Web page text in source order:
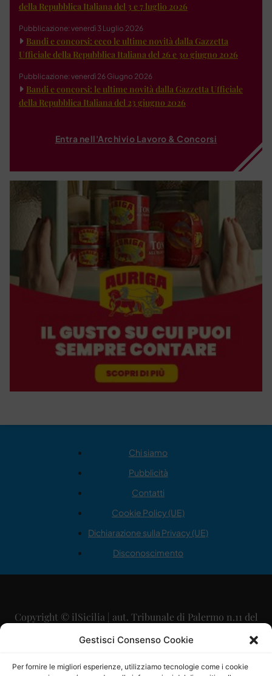
Gestisci Consenso Cookie
Per fornire le migliori esperienze, utilizziamo tecnologie come i cookie
della Repubblica Italiana del 3 e 7 luglio 2026
Pubblicazione: venerdì 3 Luglio 2026
Bandi e concorsi: ecco le ultime novità dalla Gazzetta
Ufficiale della Repubblica Italiana del 26 e 30 giugno 2026
Pubblicazione: venerdì 26 Giugno 2026
Bandi e concorsi: le ultime novità dalla Gazzetta Ufficiale
della Repubblica Italiana del 23 giugno 2026
Entra nell'Archivio Lavoro & Concorsi
Chi siamo
Pubblicità
Contatti
Cookie Policy (UE)
Dichiarazione sulla Privacy (UE)
Disconoscimento
Copyright © ilSicilia | aut. Tribunale di Palermo n.11 del
29/09/2015